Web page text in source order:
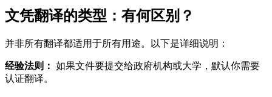
文凭翻译的类型：有何区别？
并非所有翻译都适用于所有用途。以下是详细说明：
经验法则： 如果文件要提交给政府机构或大学，默认你需要
认证翻译。